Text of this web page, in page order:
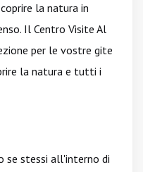
la natura in
Il Centro Visite Al
per le vostre gite
la natura e tutti i
se stessi all'interno di